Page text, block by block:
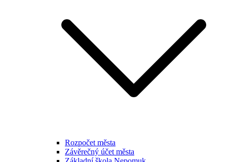
Rozpočet města
Závěrečný účet města